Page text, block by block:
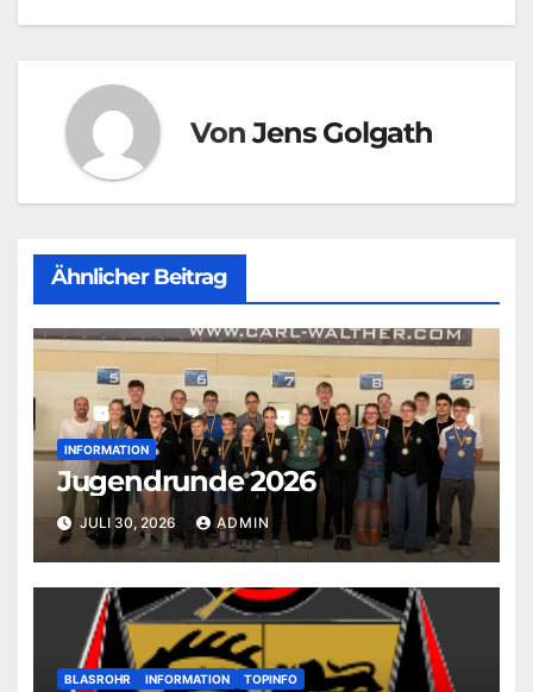
VonJens Golgath
Ähnlicher Beitrag
INFORMATION
Jugendrunde 2026
JULI 30, 2026 ADMIN
BLASROHR INFORMATION TOPINFO